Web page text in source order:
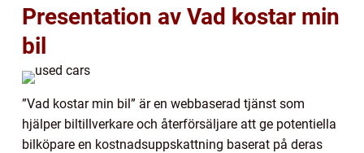
Presentation av Vad kostar min
bil
”Vad kostar min bil” är en webbaserad tjänst som
hjälper biltillverkare och återförsäljare att ge potentiella
bilköpare en kostnadsuppskattning baserat på deras